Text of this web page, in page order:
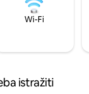
Wi-Fi
istražiti